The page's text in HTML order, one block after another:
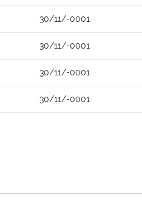
30/11/-0001
30/11/-0001
30/11/-0001
30/11/-0001